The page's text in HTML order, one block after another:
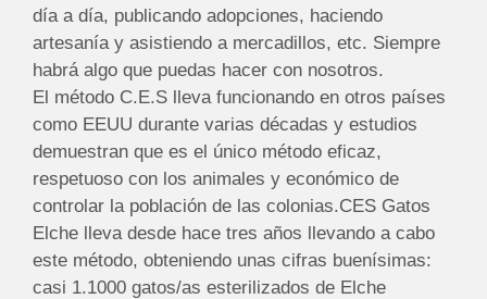
día a día, publicando adopciones, haciendo
artesanía y asistiendo a mercadillos, etc. Siempre
habrá algo que puedas hacer con nosotros.
El método C.E.S lleva funcionando en otros países
como EEUU durante varias décadas y estudios
demuestran que es el único método eficaz,
respetuoso con los animales y económico de
controlar la población de las colonias.CES Gatos
Elche lleva desde hace tres años llevando a cabo
este método, obteniendo unas cifras buenísimas:
casi 1.1000 gatos/as esterilizados de Elche